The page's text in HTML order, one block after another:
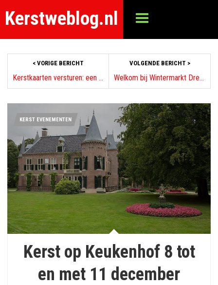
Kerstweblog.nl
< VORIGE BERICHT
Kerstkaarten versturen: een eeuwige traditie!
VOLGENDE BERICHT >
Welkom bij Wintermarkt Drenthe in IJskoud Slagharen vanaf 2 december 2011
KERST EVENEMENTEN
Kerst op Keukenhof 8 tot
en met 11 december